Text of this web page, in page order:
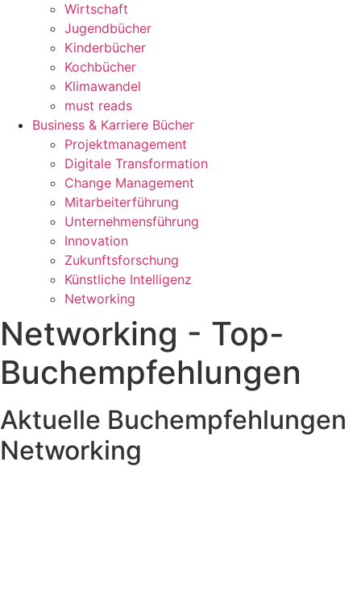
Wirtschaft
Jugendbücher
Kinderbücher
Kochbücher
Klimawandel
must reads
Business & Karriere Bücher
Projektmanagement
Digitale Transformation
Change Management
Mitarbeiterführung
Unternehmensführung
Innovation
Zukunftsforschung
Künstliche Intelligenz
Networking
Networking - Top-
Buchempfehlungen
Aktuelle Buchempfehlungen
Networking